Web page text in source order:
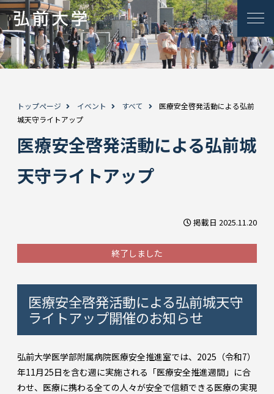
トップページ イベント すべて
医療安全啓発活動による弘前
城天守ライトアップ
医療安全啓発活動による弘前城
天守ライトアップ
掲載日 2025.11.20
終了しました
医療安全啓発活動による弘前城天守
ライトアップ開催のお知らせ
弘前大学医学部附属病院医療安全推進室では、2025（令和7）
年11月25日を含む週に実施される「医療安全推進週間」に合
わせ、医療に携わる全ての人々が安全で信頼できる医療の実現